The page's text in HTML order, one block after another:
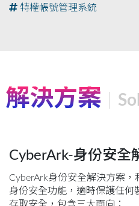
特權帳號管理系統
解決方案
CyberArk-身份安全
CyberArk身份安全解決方案，
身份安全功能，適時保護任何